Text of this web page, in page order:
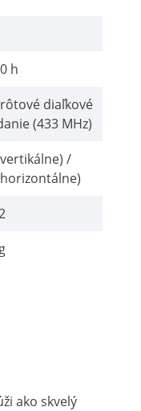
h
diaľkové
(433 MHz)
/
ako skvelý